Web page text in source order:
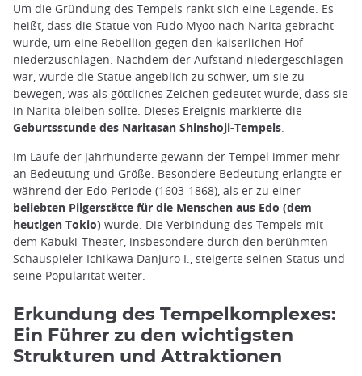
Um die Gründung des Tempels rankt sich eine Legende. Es
heißt, dass die Statue von Fudo Myoo nach Narita gebracht
wurde, um eine Rebellion gegen den kaiserlichen Hof
niederzuschlagen. Nachdem der Aufstand niedergeschlagen
war, wurde die Statue angeblich zu schwer, um sie zu
bewegen, was als göttliches Zeichen gedeutet wurde, dass sie
in Narita bleiben sollte. Dieses Ereignis markierte die
Geburtsstunde des Naritasan Shinshoji-Tempels.
Im Laufe der Jahrhunderte gewann der Tempel immer mehr
an Bedeutung und Größe. Besondere Bedeutung erlangte er
während der Edo-Periode (1603-1868), als er zu einer
beliebten Pilgerstätte für die Menschen aus Edo (dem
heutigen Tokio) wurde. Die Verbindung des Tempels mit
dem Kabuki-Theater, insbesondere durch den berühmten
Schauspieler Ichikawa Danjuro I., steigerte seinen Status und
seine Popularität weiter.
Erkundung des Tempelkomplexes:
Ein Führer zu den wichtigsten
Strukturen und Attraktionen